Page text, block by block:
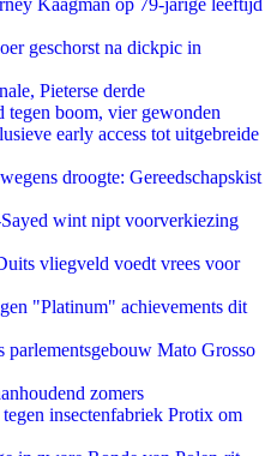
Kaagman op 79-jarige leeftijd
geschorst na dickpic in
Pieterse derde
tegen boom, vier gewonden
early access tot uitgebreide
droogte: Gereedschapskist
wint nipt voorverkiezing
vliegveld voedt vrees voor
"Platinum" achievements dit
parlementsgebouw Mato Grosso
zomers
insectenfabriek Protix om